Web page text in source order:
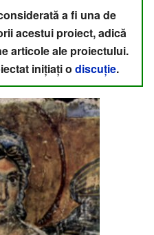
a fi una de
acestui proiect, adică
articole ale proiectului.
inițiați o discuție.